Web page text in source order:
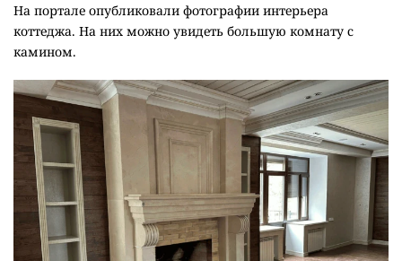
На портале опубликовали фотографии интерьера
коттеджа. На них можно увидеть большую комнату с
камином.